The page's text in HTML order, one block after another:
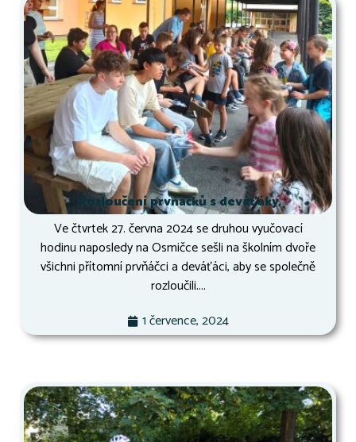
Rozloučení prvňáčků s deváťáky
Ve čtvrtek 27. června 2024 se druhou vyučovací
hodinu naposledy na Osmičce sešli na školním dvoře
všichni přítomní prvňáčci a deváťáci, aby se společně
rozloučili....
1 července, 2024